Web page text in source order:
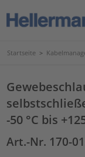
Startseite >
-50 °C bis
Art.-Nr. 170-